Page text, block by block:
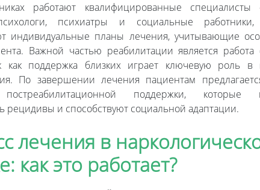
работают квалифицированные
психиатры и социальные работники,
индивидуальные планы лечения, учитывающие
Важной частью реабилитации является
как поддержка близких играет ключевую роль в
По завершении лечения пациентам
поддержки, которые
рецидивы и способствуют социальной адаптации.
лечения в
как это работает?